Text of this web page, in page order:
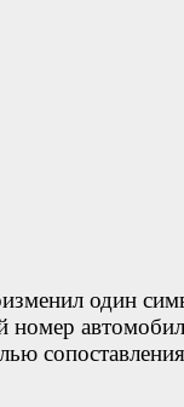
один
номер